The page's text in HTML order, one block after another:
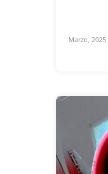
Marzo, 2025